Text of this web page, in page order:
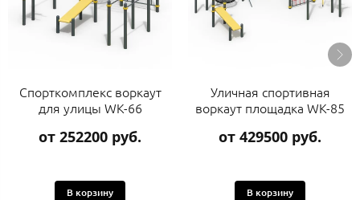
Спорткомплекс воркаут
для улицы WK-66
от 252200 руб.
В корзину
Уличная спортивная
воркаут площадка WK-85
от 429500 руб.
В корзину